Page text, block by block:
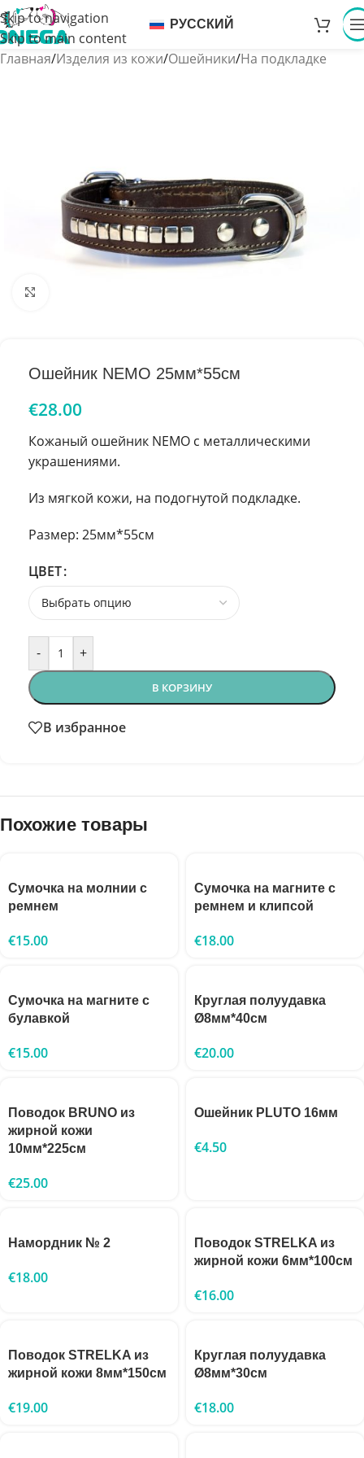
Skip to navigation
Skip to main content
РУССКИЙ
Главная/Изделия из кожи/Ошейники/На подкладке
Ошейник NEMO 25мм*55см
€28.00
Кожаный ошейник NEMO с металлическими
украшениями.
Из мягкой кожи, на подогнутой подкладке.
Размер: 25мм*55см
ЦВЕТ
- +
В КОРЗИНУ
В избранное
Похожие товары
Сумочка на молнии с
ремнем
€15.00
Сумочка на магните с
ремнем и клипсой
€18.00
Сумочка на магните с
булавкой
€15.00
Круглая полуудавка
Ø8мм*40см
€20.00
Поводок BRUNO из
жирной кожи
10мм*225см
€25.00
Ошейник PLUTO 16мм
€4.50
Намордник № 2
€18.00
Поводок STRELKA из
жирной кожи 6мм*100см
€16.00
Поводок STRELKA из
жирной кожи 8мм*150см
€19.00
Круглая полуудавка
Ø8мм*30см
€18.00